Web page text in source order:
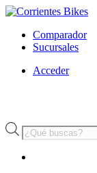
Comparador
Sucursales
Acceder
Búsqueda
de